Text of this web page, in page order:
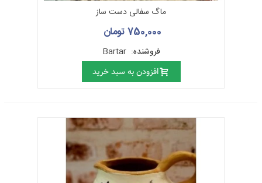
ماگ سفالی دست ساز
750,000 تومان
فروشنده: Bartar
افزودن به سبد خرید